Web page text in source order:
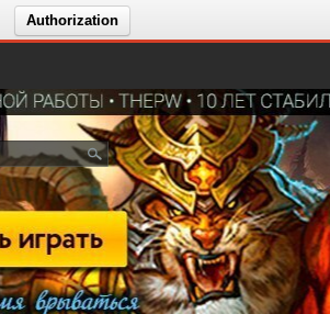
Authorization